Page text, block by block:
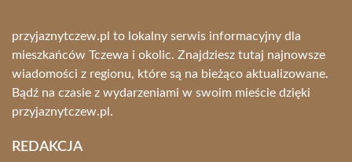
przyjaznytczew.pl to lokalny serwis informacyjny dla
mieszkańców Tczewa i okolic. Znajdziesz tutaj najnowsze
wiadomości z regionu, które są na bieżąco aktualizowane.
Bądź na czasie z wydarzeniami w swoim mieście dzięki
przyjaznytczew.pl.
REDAKCJA